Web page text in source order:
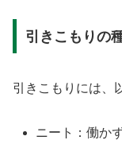
引きこもりの
引きこもりには、
ニート：働か